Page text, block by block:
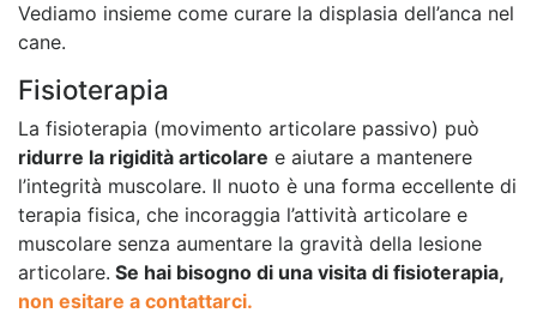
Vediamo insieme come curare la displasia dell’anca nel
cane.
Fisioterapia
La fisioterapia (movimento articolare passivo) può
ridurre la rigidità articolare e aiutare a mantenere
l’integrità muscolare. Il nuoto è una forma eccellente di
terapia fisica, che incoraggia l’attività articolare e
muscolare senza aumentare la gravità della lesione
articolare. Se hai bisogno di una visita di fisioterapia,
non esitare a contattarci.